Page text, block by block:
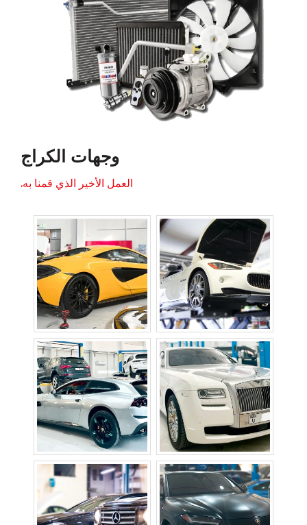
وجهات الكراج
العمل الأخير الذي قمنا به.